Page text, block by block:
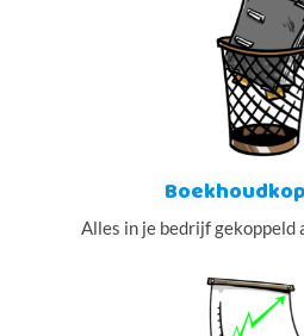
Alles in je bedrijf gekoppeld